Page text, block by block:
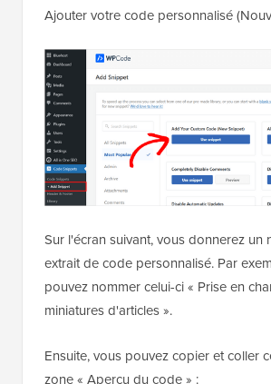
code » + Ajouter un extraitdepuis
Ajouter votre code personnalisé
Sur l'écran suivant, vous donnerez un
extrait de code personnalisé. Par
miniatures d'articles ».